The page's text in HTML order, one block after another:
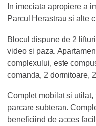
In imediata apropiere a
Parcul Herastrau si alte
Blocul dispune de 2
video si paza.
complexului, este
comanda, 2 dormitoare,
Complet mobilat si
parcare subteran.
beneficiind de acces